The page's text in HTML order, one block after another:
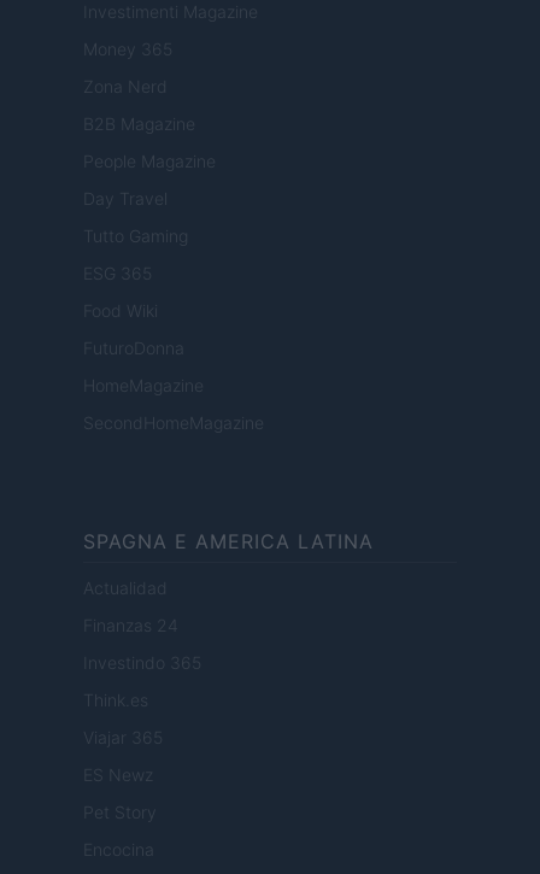
Investimenti Magazine
Money 365
Zona Nerd
B2B Magazine
People Magazine
Day Travel
Tutto Gaming
ESG 365
Food Wiki
FuturoDonna
HomeMagazine
SecondHomeMagazine
SPAGNA E AMERICA LATINA
Actualidad
Finanzas 24
Investindo 365
Think.es
Viajar 365
ES Newz
Pet Story
Encocina